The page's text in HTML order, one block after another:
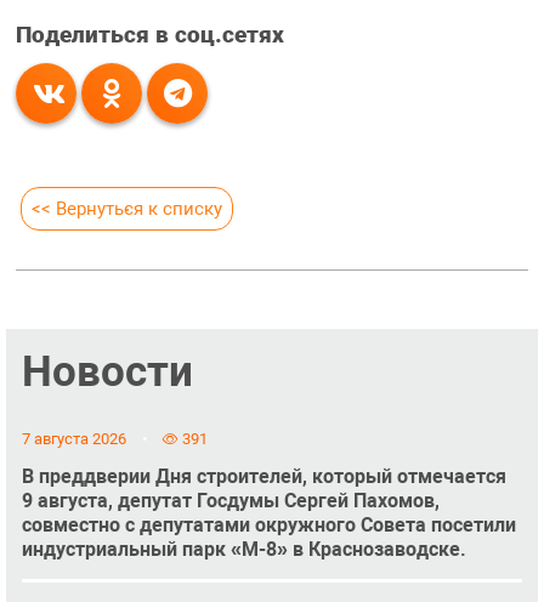
Поделиться в соц.сетях
<< Вернуться к списку
Новости
7 августа 2026 391
В преддверии Дня строителей, который отмечается
9 августа, депутат Госдумы Сергей Пахомов,
совместно с депутатами окружного Совета посетили
индустриальный парк «М-8» в Краснозаводске.